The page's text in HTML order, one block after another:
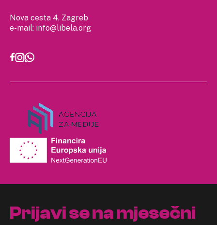
Nova cesta 4, Zagreb
e-mail: info@libela.org
Prijavi se na mjesečni